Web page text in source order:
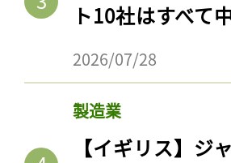
ト10社はすべて
2026/07/28
製造業
【イギリス】